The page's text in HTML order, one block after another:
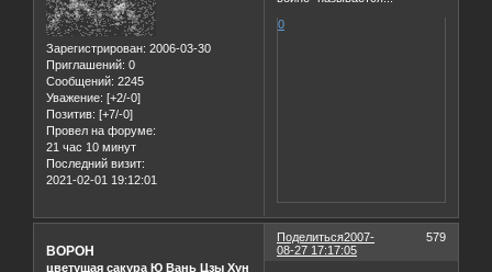
Зарегистрирован: 2006-03-30
Приглашений: 0
Сообщений: 2245
Уважение: [+2/-0]
Позитив: [+7/-0]
Провел на форуме:
21 час 10 минут
Последний визит:
2021-02-01 19:12:01
0
Поделиться 579
2007-
08-27 17:17:05
BOPOH
цветущая сакура Ю Вань Цзы Хун